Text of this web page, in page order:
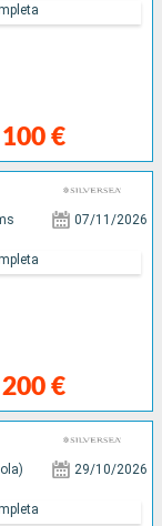
€
07/11/2026
€
29/10/2026